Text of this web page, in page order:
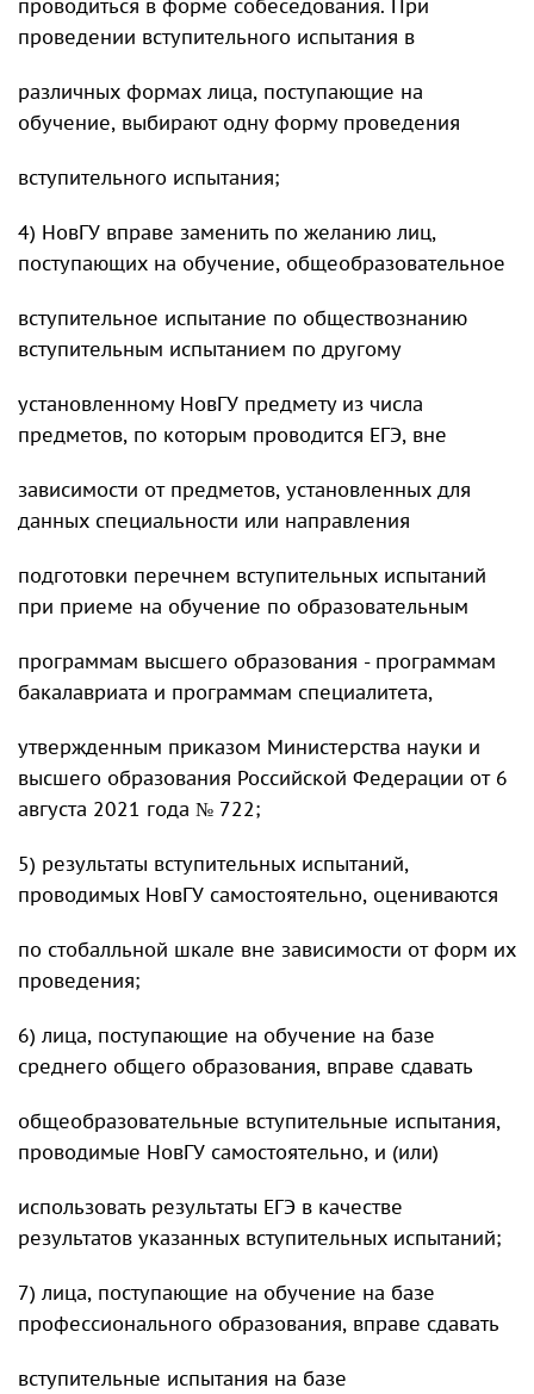
проводиться в форме собеседования. При
проведении вступительного испытания в
различных формах лица, поступающие на
обучение, выбирают одну форму проведения
вступительного испытания;
4) НовГУ вправе заменить по желанию лиц,
поступающих на обучение, общеобразовательное
вступительное испытание по обществознанию
вступительным испытанием по другому
установленному НовГУ предмету из числа
предметов, по которым проводится ЕГЭ, вне
зависимости от предметов, установленных для
данных специальности или направления
подготовки перечнем вступительных испытаний
при приеме на обучение по образовательным
программам высшего образования - программам
бакалавриата и программам специалитета,
утвержденным приказом Министерства науки и
высшего образования Российской Федерации от 6
августа 2021 года № 722;
5) результаты вступительных испытаний,
проводимых НовГУ самостоятельно, оцениваются
по стобалльной шкале вне зависимости от форм их
проведения;
6) лица, поступающие на обучение на базе
среднего общего образования, вправе сдавать
общеобразовательные вступительные испытания,
проводимые НовГУ самостоятельно, и (или)
использовать результаты ЕГЭ в качестве
результатов указанных вступительных испытаний;
7) лица, поступающие на обучение на базе
профессионального образования, вправе сдавать
вступительные испытания на базе